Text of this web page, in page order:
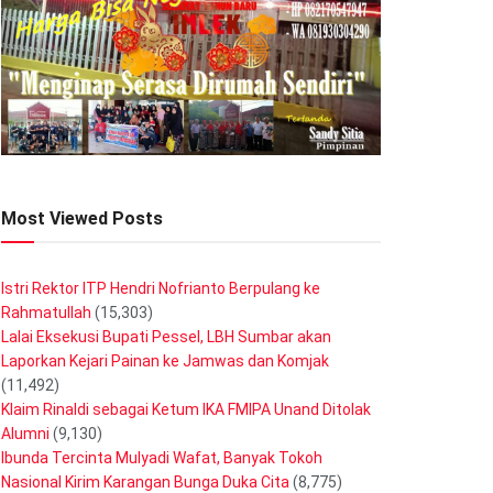
Most Viewed Posts
Istri Rektor ITP Hendri Nofrianto Berpulang ke
Rahmatullah (15,303)
Lalai Eksekusi Bupati Pessel, LBH Sumbar akan
Laporkan Kejari Painan ke Jamwas dan Komjak
(11,492)
Klaim Rinaldi sebagai Ketum IKA FMIPA Unand Ditolak
Alumni (9,130)
Ibunda Tercinta Mulyadi Wafat, Banyak Tokoh
Nasional Kirim Karangan Bunga Duka Cita (8,775)